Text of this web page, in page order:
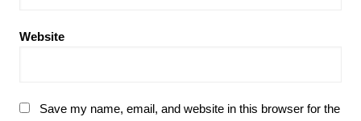
Website
Save my name, email, and website in this browser for the